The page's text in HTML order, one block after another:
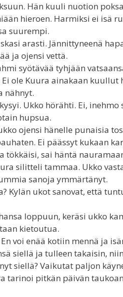
Hän kuuli nuotion
hieroen. Harmiksi ei isä
suurempi.
arasti. Jännittyneenä
ja ojensi vettä.
syötävää tyhjään
ole Kuura ainakaan
nähnyt.
Ukko hörähti. Ei,
hupsua.
ojensi hänelle punaisia
Ei päässyt kukaan
tökkäisi, sai häntä
silitteli tammaa. Ukko
sanoja ymmärtänyt.
Kylän ukot sanovat, että
loppuun, keräsi ukko
kietoutua.
voi enää kotiin mennä ja
siellä ja tulleen takaisin,
siellä? Vaikutat paljon
tarinoi pitkän päivän